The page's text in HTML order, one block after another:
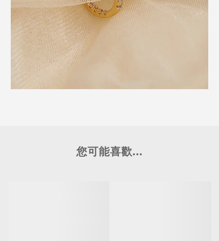
您可能喜歡...